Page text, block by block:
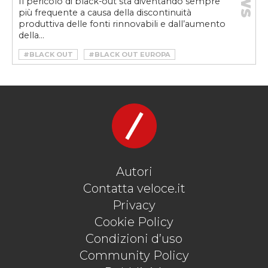
più frequente a causa della discontinuità
produttiva delle fonti rinnovabili e dall’aumento
della...
#BLACK OUT
#BLACK OUT EUROPA
#CALO DI TENSIONE RETE ELETTRICA
#MOBILITÀ SOSTENIBILE
#VELOCEKW
Autori
Contatta veloce.it
Privacy
Cookie Policy
Condizioni d’uso
Community Policy